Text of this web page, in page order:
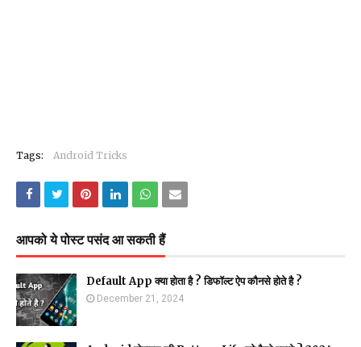
Tags: Android Tricks
आपको ये पोस्ट पसंद आ सकती हैं
Default App क्या होता है ? डिफॉल्ट ऐप कौनसे होते है ?
December 21, 2024